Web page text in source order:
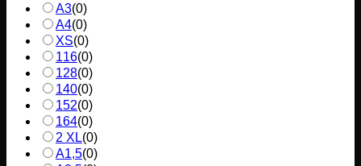
A3(0)
A4(0)
XS(0)
116(0)
128(0)
140(0)
152(0)
164(0)
2 XL(0)
A1,5(0)